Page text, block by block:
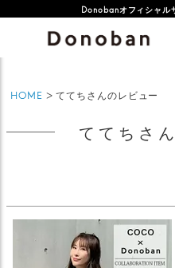
Donobanオフィシャ
HOME ててちさんのレビュー
ててちさ